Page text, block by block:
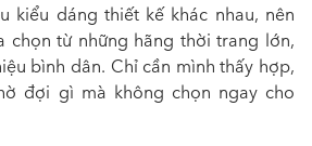
kiểu dáng thiết kế khác nhau, nên
chọn từ những hãng thời trang lớn,
bình dân. Chỉ cần mình thấy hợp,
đợi gì mà không chọn ngay cho